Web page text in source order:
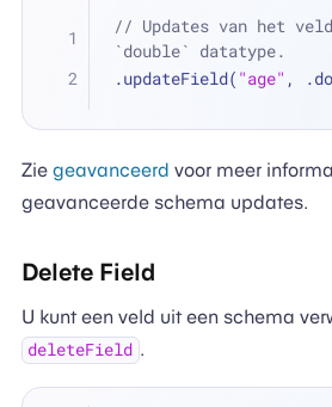
// Updates van het
`double` datatype.
.updateField( "age" ,
Zie geavanceerd voor meer
geavanceerde schema updates.
Delete Field
U kunt een veld uit een schema
deleteField .